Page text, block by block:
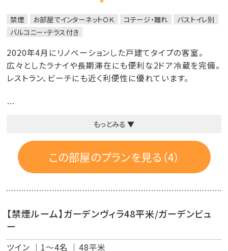
禁煙 お部屋でインターネットＯＫ コテージ・離れ
バストイレ別
バルコニー・テラス付き
2020年4月にリノベーションした戸建てタイプの客室。
広々としたラナイや長期滞在にも便利な2ドア冷蔵を完備。
レストラン、ビーチにも近く利便性に優れています。
・専用カウンターでのチェックイン
・バレーサービス
・潮風の朝食 7:00～10:30（L.O. 10:00）予約不要
ムなビュッフェをご提供いたします。
す。
◇潮風のラウンジ ◇
もっとみる ▼
この部屋のプランを見る（4）
【禁煙ルーム】ガーデンヴィラ48平米/ガーデンビュ
ー
ツイン 1～4名 48平米